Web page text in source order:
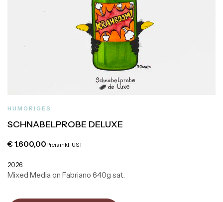
HUMORIGES
SCHNABELPROBE DELUXE
€ 1.600,00Preis inkl. UST
2026
Mixed Media on Fabriano 640g sat.